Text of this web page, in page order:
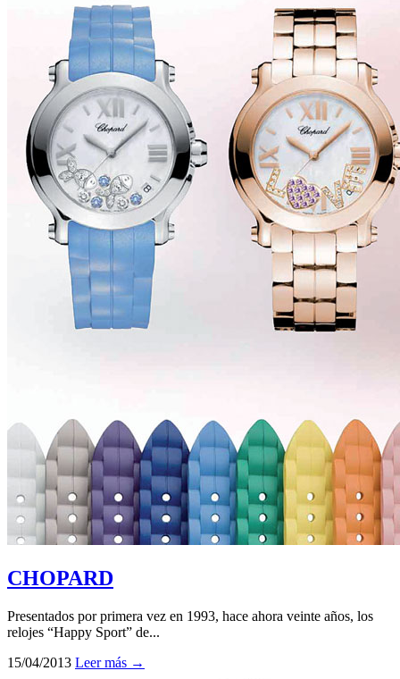
CHOPARD
Presentados por primera vez en 1993, hace ahora veinte años, los
relojes “Happy Sport” de...
15/04/2013 Leer más →